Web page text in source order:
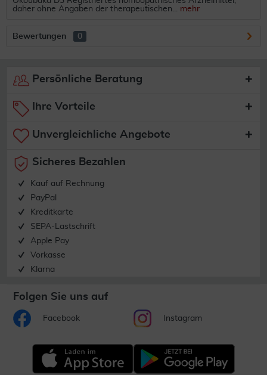
daher ohne Angaben der therapeutischen... mehr
Bewertungen 0
Persönliche Beratung
Ihre Vorteile
Unvergleichliche Angebote
Sicheres Bezahlen
Kauf auf Rechnung
PayPal
Kreditkarte
SEPA-Lastschrift
Apple Pay
Vorkasse
Klarna
Folgen Sie uns auf
Facebook Instagram